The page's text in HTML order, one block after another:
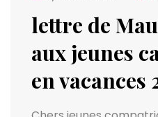
lettre de
aux jeunes
en vacances